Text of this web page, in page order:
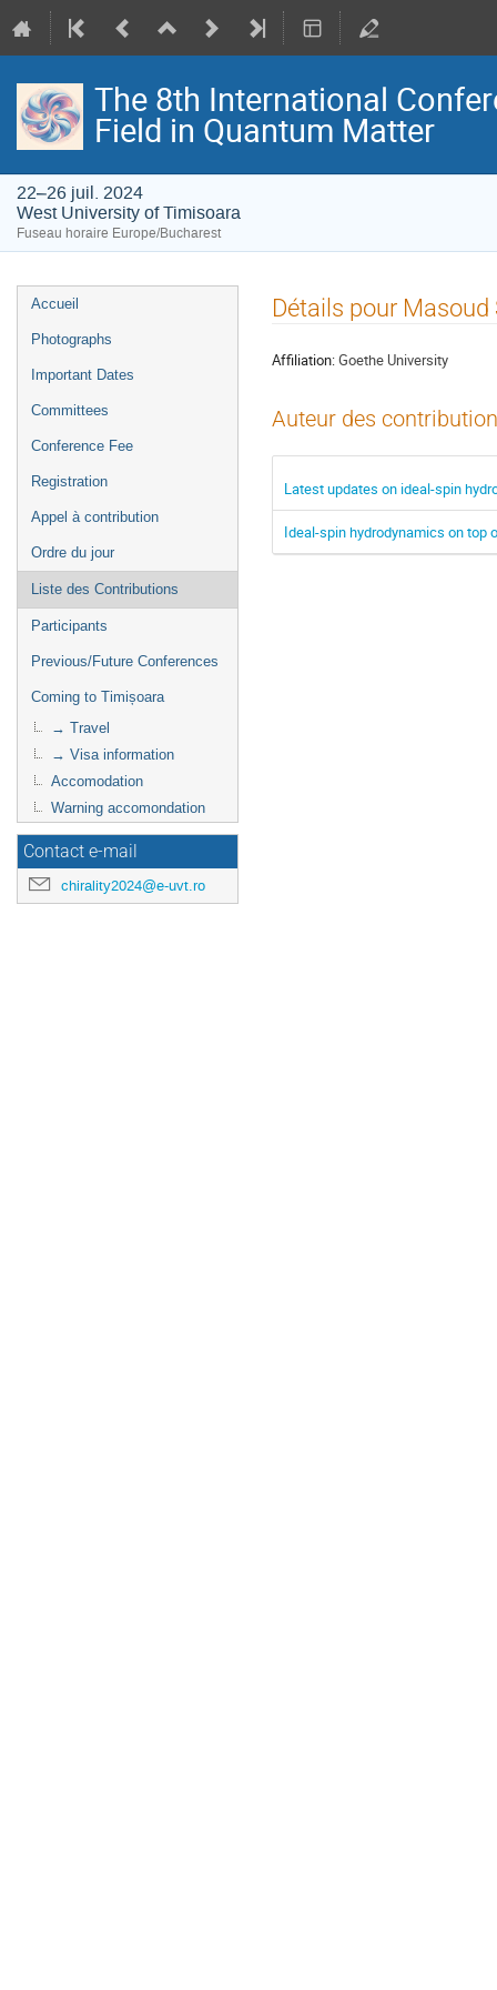
The 8th International
Field in Quantum Matter
22–26 juil. 2024
West University of Timisoara
Fuseau horaire Europe/Bucharest
Menu
de
Accueil
Photographs
Important Dates
Committees
Conference Fee
Registration
Appel à contribution
Ordre du jour
Liste des Contributions
Participants
Previous/Future Conferences
Coming to Timișoara
→ Travel
→ Visa information
Accomodation
Warning accomondation
Contact e-mail
chirality2024@e-uvt.ro
Détails pour Masoud
Affiliation:Goethe University
Auteur des
Latest updates on ideal-spin
Ideal-spin hydrodynamics on top